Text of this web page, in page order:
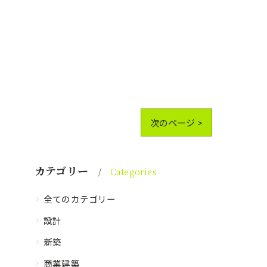
次のページ >
カテゴリー Categories
全てのカテゴリー
設計
新築
商業建築